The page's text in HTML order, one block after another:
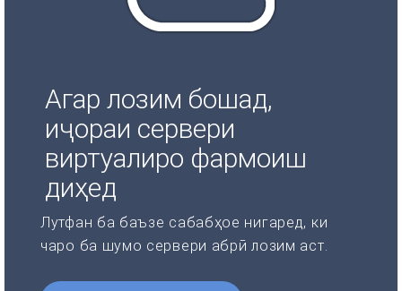
Агар лозим бошад,
иҷораи сервери
виртуалиро фармоиш
диҳед
Лутфан ба баъзе сабабҳое нигаред, ки
чаро ба шумо сервери абрӣ лозим аст.